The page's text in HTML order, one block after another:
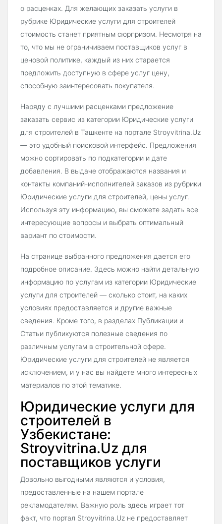
о расценках. Для желающих заказать услуги в
рубрике Юридические услуги для строителей
стоимость станет приятным сюрпризом. Несмотря на
то, что мы не ограничиваем поставщиков услуг в
ценовой политике, каждый из них старается
предложить доступную в сфере услуг цену,
способную заинтересовать покупателя.
Наряду с лучшими расценками предложение
заказать сервис из категории Юридические услуги
для строителей в Ташкенте на портале Stroyvitrina.Uz
— это удобный поисковой интерфейс. Предложения
можно сортировать по подкатегории и дате
добавления. В выдаче отображаются названия и
контакты компаний-исполнителей заказов из рубрики
Юридические услуги для строителей, цены услуг.
Используя эту информацию, вы сможете задать все
интересующие вопросы и выбрать оптимальный
вариант по стоимости.
На странице выбранного предложения дается его
подробное описание. Здесь можно найти детальную
информацию по услугам из категории Юридические
услуги для строителей — сколько стоит, на каких
условиях предоставляется и другие важные
сведения. Кроме того, в разделах Публикации и
Статьи публикуются полезные сведения по
различным услугам в строительной сфере.
Юридические услуги для строителей не является
исключением, и у нас вы найдете много интересных
материалов по этой тематике.
Юридические услуги для
строителей в
Узбекистане:
Stroyvitrina.Uz для
поставщиков услуги
Довольно выгодными являются и условия,
предоставленные на нашем портале
рекламодателям. Важную роль здесь играет тот
факт, что портал Stroyvitrina.Uz не предоставляет